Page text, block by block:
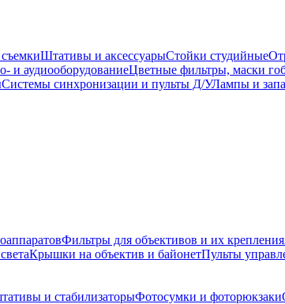
Штативы и аксессуарыСтойки студийные
и аудиооборудованиеЦветные фильтры, маски
Системы синхронизации и пульты Д/УЛампы и
Фильтры для объективов и их крепления
Крышки на объектив и байонетПульты
и стабилизаторыФотосумки и фоторюкзаки